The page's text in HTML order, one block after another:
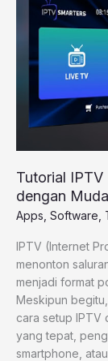
Tutorial
dengan
Apps Software
IPTV (Internet
menonton
menjadi format
Meskipun
cara setup IPTV
yang tepat,
smartphone,
Menggunakan
M3U
dengan